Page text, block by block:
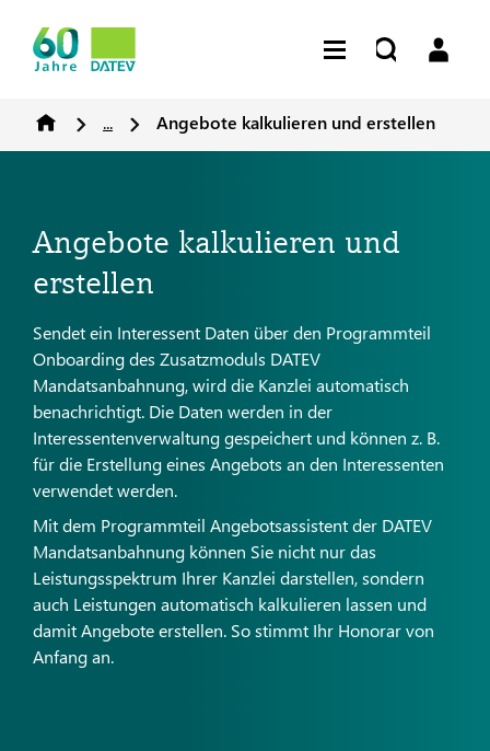
... Angebote kalkulieren und erstellen
Angebote kalkulieren und
erstellen
Sendet ein Interessent Daten über den Programmteil
Onboarding des Zusatzmoduls DATEV
Mandatsanbahnung, wird die Kanzlei automatisch
benachrichtigt. Die Daten werden in der
Interessentenverwaltung gespeichert und können z. B.
für die Erstellung eines Angebots an den Interessenten
verwendet werden.
Mit dem Programmteil Angebotsassistent der DATEV
Mandatsanbahnung können Sie nicht nur das
Leistungsspektrum Ihrer Kanzlei darstellen, sondern
auch Leistungen automatisch kalkulieren lassen und
damit Angebote erstellen. So stimmt Ihr Honorar von
Anfang an.